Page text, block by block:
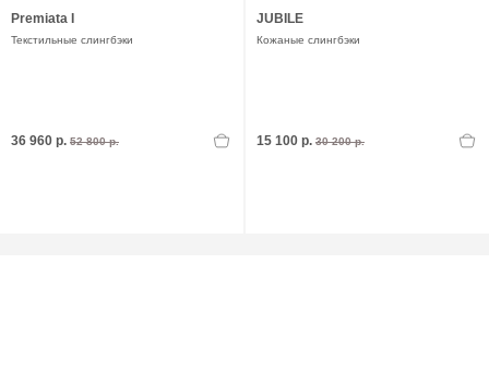
Premiata I
Текстильные слингбэки
36 960 р. 52 800 р.
JUBILE
Кожаные слингбэки
15 100 р. 30 200 р.